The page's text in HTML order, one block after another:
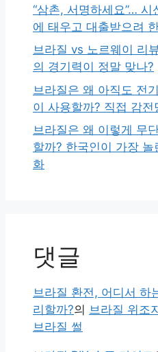
“삼촌, 서명하세요”… 시
에 태우고 대출받으려
브라질 vs 노르웨이 리
의 경기력이 정말 맞나?
브라질은 왜 아직도 전
이 사용할까? 직접 감전
브라질은 왜 이렇게 무
할까? 한국인이 가장 놀
화
댓글
브라질 환전, 어디서 하
리할까?의 브라질 위조
브라질 썰